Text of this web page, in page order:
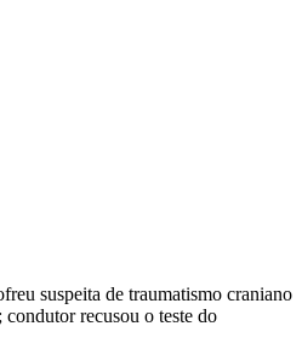
suspeita de traumatismo craniano
recusou o teste do